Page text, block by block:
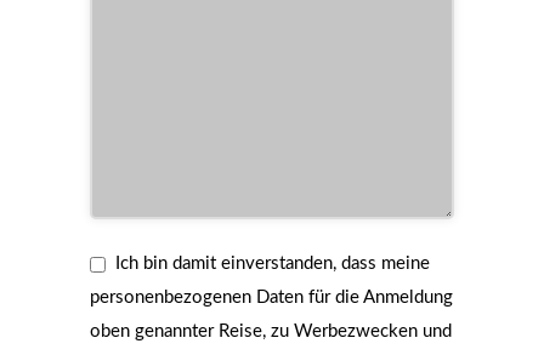
Ich bin damit einverstanden, dass meine
personenbezogenen Daten für die Anmeldung
oben genannter Reise, zu Werbezwecken und